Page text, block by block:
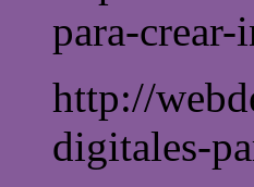
para-
http://
digitales-